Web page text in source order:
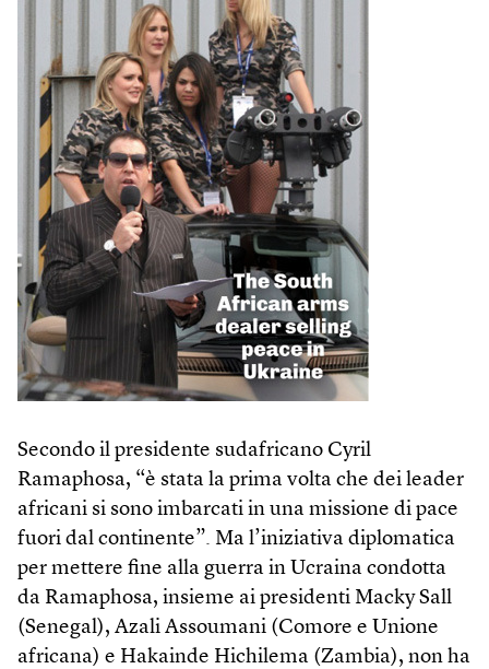
Secondo il presidente sudafricano Cyril
Ramaphosa, “è stata la prima volta che dei leader
africani si sono imbarcati in una missione di pace
fuori dal continente”. Ma l’iniziativa diplomatica
per mettere fine alla guerra in Ucraina condotta
da Ramaphosa, insieme ai presidenti Macky Sall
(Senegal), Azali Assoumani (Comore e Unione
africana) e Hakainde Hichilema (Zambia), non ha